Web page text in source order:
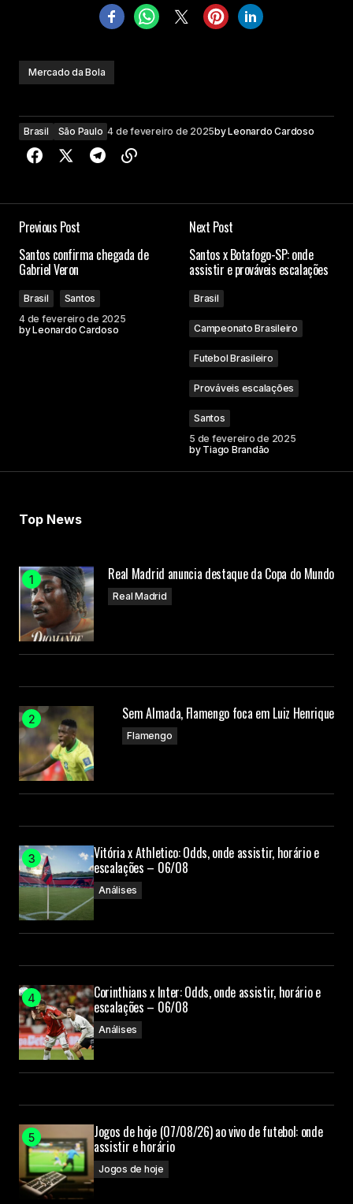
Mercado da Bola
Brasil São Paulo 4 de fevereiro de 2025byLeonardo Cardoso
Previous Post
Santos confirma chegada de
Gabriel Veron
Brasil
Santos
4 de fevereiro de 2025
byLeonardo Cardoso
Next Post
Santos x Botafogo-SP: onde
assistir e prováveis escalações
Brasil
Campeonato Brasileiro
Futebol Brasileiro
Prováveis escalações
Santos
5 de fevereiro de 2025
by Tiago Brandão
Top News
Real Madrid anuncia destaque da Copa do Mundo
Real Madrid
Sem Almada, Flamengo foca em Luiz Henrique
Flamengo
Vitória x Athletico: Odds, onde assistir, horário e
escalações – 06/08
Análises
Corinthians x Inter: Odds, onde assistir, horário e
escalações – 06/08
Análises
Jogos de hoje (07/08/26) ao vivo de futebol: onde
assistir e horário
Jogos de hoje